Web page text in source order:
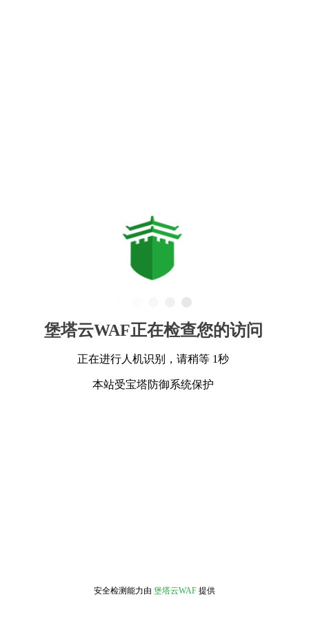
堡塔云WAF正在检查您的访问
正在进行人机识别，请稍等 1秒
本站受宝塔防御系统保护
安全检测能力由 堡塔云WAF 提供